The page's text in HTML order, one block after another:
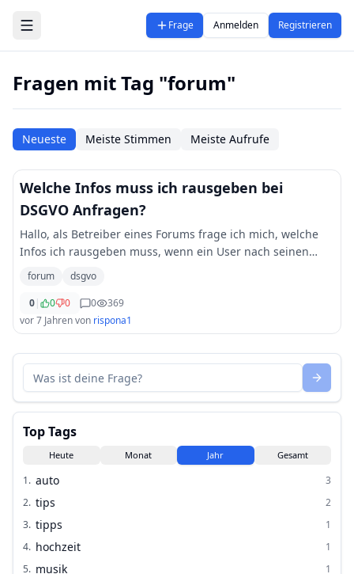
Zum Hauptinhalt springen
Frage Anmelden Registrieren
Fragen mit Tag "forum"
Neueste Meiste Stimmen Meiste Aufrufe
Welche Infos muss ich rausgeben bei
DSGVO Anfragen?
Hallo, als Betreiber eines Forums frage ich mich, welche
Infos ich rausgeben muss, wenn ein User nach seinen
gespeicherten Daten fragt. Habe hier [gelesen]
(https://www.juraforum.de/musterauskunft-gen
forum
dsgvo
0| 0 0 0
369
vor 7 Jahrenvon rispona1
Top Tags
Heute Monat Jahr Gesamt
1. auto
3
2. tips
2
3. tipps
1
4. hochzeit
1
5. musik
1